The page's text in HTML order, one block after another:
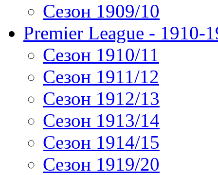
Сезон 1909/10
Premier League - 1910-
Сезон 1910/11
Сезон 1911/12
Сезон 1912/13
Сезон 1913/14
Сезон 1914/15
Сезон 1919/20